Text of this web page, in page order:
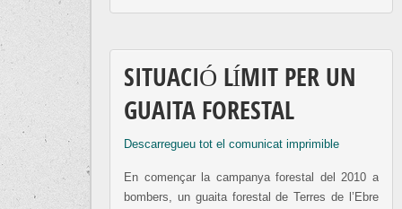
SITUACIÓ LÍMIT PER UN
GUAITA FORESTAL
Descarregueu tot el comunicat imprimible
En començar la campanya forestal del 2010 a
bombers, un guaita forestal de Terres de l’Ebre